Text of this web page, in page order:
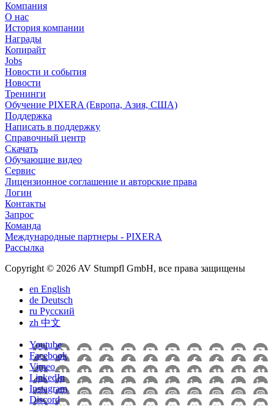
Компания
О нас
История компании
Награды
Копирайт
Jobs
Новости и события
Новости
Тренинги
Обучение PIXERA (Европа, Азия, США)
Поддержка
Написать в поддержку
Справочный центр
Скачать
Обучающие видео
Сервис
Лицензионное соглашение и авторские права
Логин
Контакты
Запрос
Команда
Международные партнеры - PIXERA
Рассылка
Copyright © 2026 AV Stumpfl GmbH, все права защищены
en English
de Deutsch
ru Pусский
zh 中文
Youtube
Facebook
Vimeo
LinkedIn
Instagram
Discord